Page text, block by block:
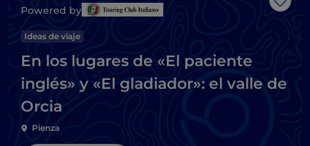
Me
Powered by
Ideas de viaje
En los lugares de «El paciente
inglés» y «El gladiador»: el valle de
Orcia
Pienza